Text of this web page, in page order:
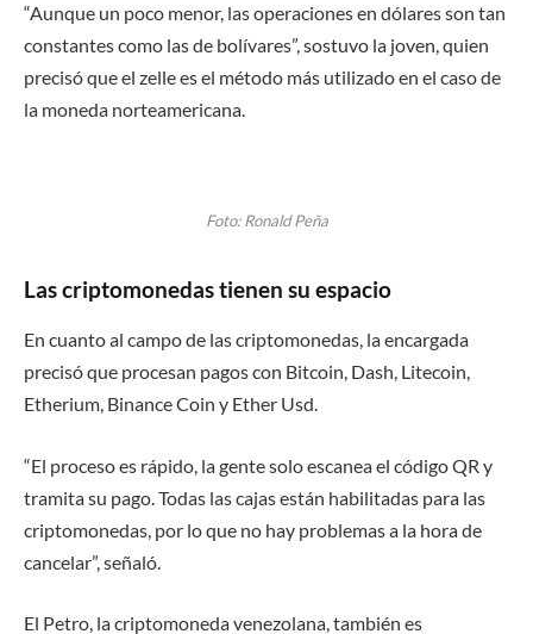
“Aunque un poco menor, las operaciones en dólares son tan
constantes como las de bolívares”, sostuvo la joven, quien
precisó que el zelle es el método más utilizado en el caso de
la moneda norteamericana.
Foto: Ronald Peña
Las criptomonedas tienen su espacio
En cuanto al campo de las criptomonedas, la encargada
precisó que procesan pagos con Bitcoin, Dash, Litecoin,
Etherium, Binance Coin y Ether Usd.
“El proceso es rápido, la gente solo escanea el código QR y
tramita su pago. Todas las cajas están habilitadas para las
criptomonedas, por lo que no hay problemas a la hora de
cancelar”, señaló.
El Petro, la criptomoneda venezolana, también es